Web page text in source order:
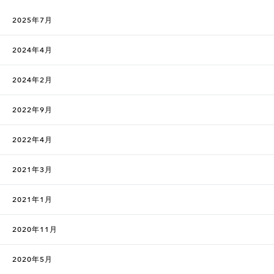
2025年7月
2024年4月
2024年2月
2022年9月
2022年4月
2021年3月
2021年1月
2020年11月
2020年5月